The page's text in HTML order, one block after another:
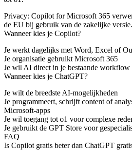
Privacy: Copilot for Microsoft 365
de EU bij gebruik van de zakelijke versie.
Wanneer kies je Copilot?
Je werkt dagelijks met Word, Excel of
Je organisatie gebruikt Microsoft 365
Je wil AI direct in je bestaande workflow
Wanneer kies je ChatGPT?
Je wilt de breedste AI-mogelijkheden
Je programmeert, schrijft content of
Microsoft-apps
Je wil toegang tot o1 voor complexe
Je gebruikt de GPT Store voor
FAQ
Is Copilot gratis beter dan ChatGPT